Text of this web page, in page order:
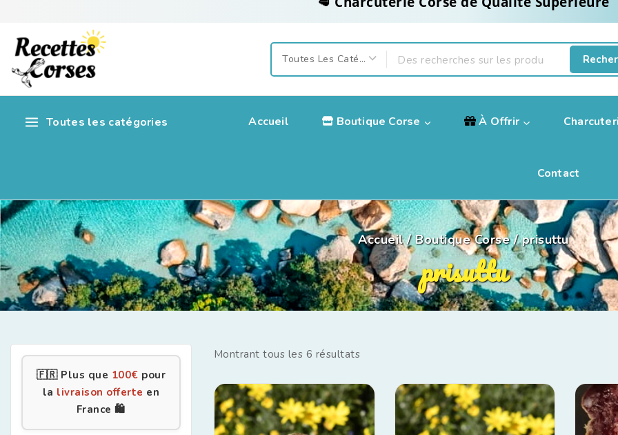
Toutes les catégories Accueil Boutique Corse À Offrir
Contact
Accueil / Boutique Corse / prisuttu
prisuttu
Montrant tous les 6 résultats
🇫🇷 Plus que 100€ pour
la livraison offerte en
France 🛍️